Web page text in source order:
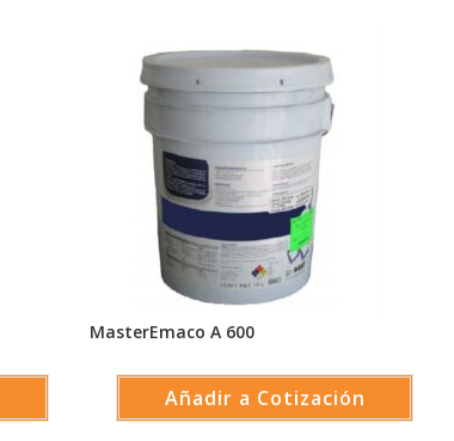
MasterEmaco A 600
Añadir a Cotización